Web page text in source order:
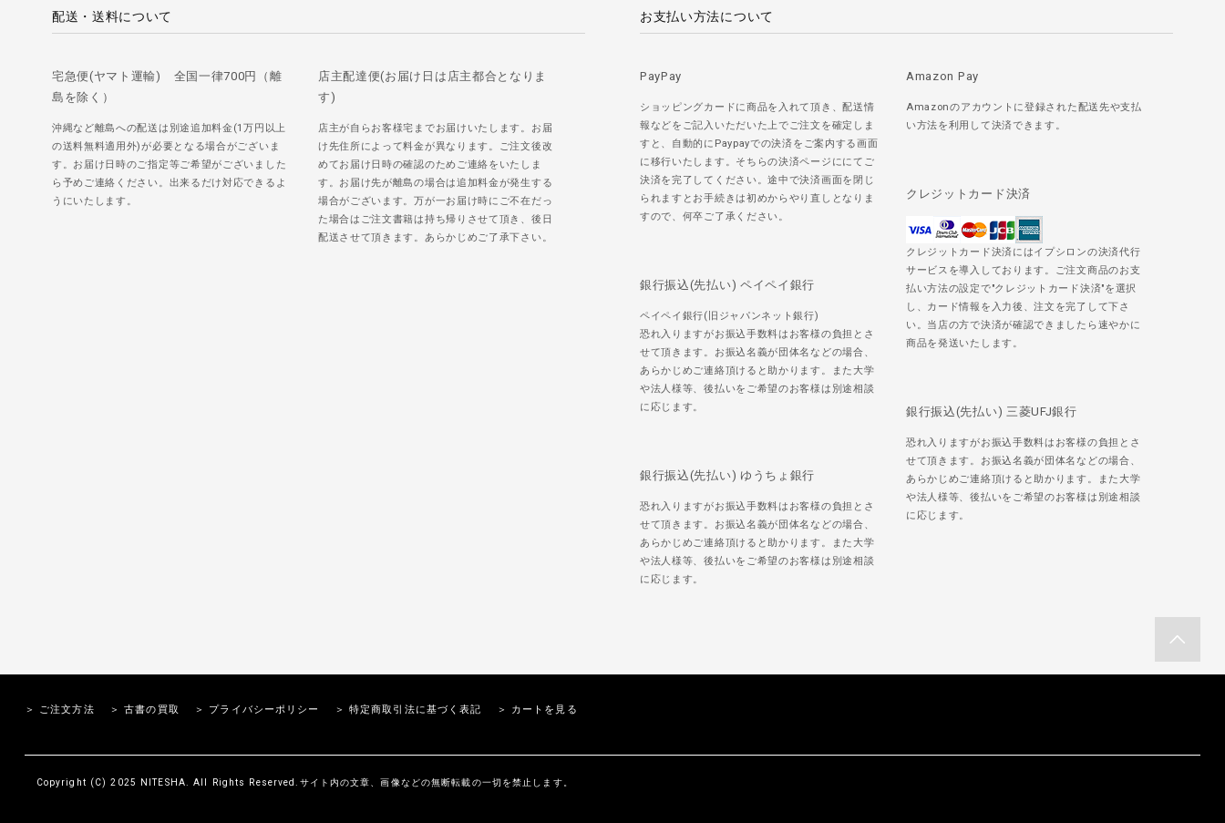
配送・送料について
宅急便(ヤマト運輸) 全国一律700円（離
島を除く）
沖縄など離島への配送は別途追加料金(1万円以上
の送料無料適用外)が必要となる場合がございま
す。お届け日時のご指定等ご希望がございました
ら予めご連絡ください。出来るだけ対応できるよ
うにいたします。
店主配達便(お届け日は店主都合となりま
す)
店主が自らお客様宅までお届けいたします。お届
け先住所によって料金が異なります。ご注文後改
めてお届け日時の確認のためご連絡をいたしま
す。お届け先が離島の場合は追加料金が発生する
場合がございます。万が一お届け時にご不在だっ
た場合はご注文書籍は持ち帰りさせて頂き、後日
配送させて頂きます。あらかじめご了承下さい。
お支払い方法について
PayPay
ショッピングカードに商品を入れて頂き、配送情
報などをご記入いただいた上でご注文を確定しま
すと、自動的にPaypayでの決済をご案内する画面
に移行いたします。そちらの決済ページににてご
決済を完了してください。途中で決済画面を閉じ
られますとお手続きは初めからやり直しとなりま
すので、何卒ご了承ください。
Amazon Pay
Amazonのアカウントに登録された配送先や支払
い方法を利用して決済できます。
クレジットカード決済
クレジットカード決済にはイプシロンの決済代行
サービスを導入しております。ご注文商品のお支
払い方法の設定で"クレジットカード決済"を選択
し、カード情報を入力後、注文を完了して下さ
い。当店の方で決済が確認できましたら速やかに
商品を発送いたします。
銀行振込(先払い) ペイペイ銀行
ペイペイ銀行(旧ジャパンネット銀行)
恐れ入りますがお振込手数料はお客様の負担とさ
せて頂きます。お振込名義が団体名などの場合、
あらかじめご連絡頂けると助かります。また大学
や法人様等、後払いをご希望のお客様は別途相談
に応じます。
銀行振込(先払い) 三菱UFJ銀行
恐れ入りますがお振込手数料はお客様の負担とさ
せて頂きます。お振込名義が団体名などの場合、
あらかじめご連絡頂けると助かります。また大学
や法人様等、後払いをご希望のお客様は別途相談
に応じます。
銀行振込(先払い) ゆうちょ銀行
恐れ入りますがお振込手数料はお客様の負担とさ
せて頂きます。お振込名義が団体名などの場合、
あらかじめご連絡頂けると助かります。また大学
や法人様等、後払いをご希望のお客様は別途相談
に応じます。
＞ ご注文方法 ＞ 古書の買取 ＞ プライバシーポリシー ＞ 特定商取引法に基づく表記 ＞ カートを見る
Copyright (C) 2025 NITESHA. All Rights Reserved.サイト内の文章、画像などの無断転載の一切を禁止します。